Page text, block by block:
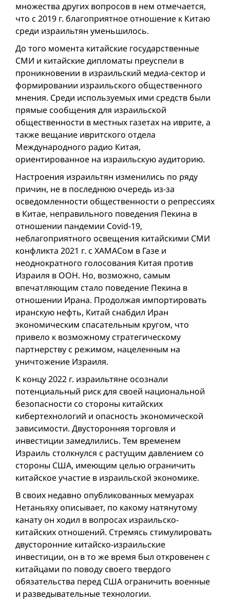
множества других вопросов в нем отмечается,
что с 2019 г. благоприятное отношение к Китаю
среди израильтян уменьшилось.
До того момента китайские государственные
СМИ и китайские дипломаты преуспели в
проникновении в израильский медиа-сектор и
формировании израильского общественного
мнения. Среди используемых ими средств были
прямые сообщения для израильской
общественности в местных газетах на иврите, а
также вещание ивритского отдела
Международного радио Китая,
ориентированноe на израильскую аудиторию.
Настроения израильтян изменились по ряду
причин, не в последнюю очередь из-за
осведомленности общественности о репрессиях
в Китае, неправильного поведения Пекина в
отношении пандемии Covid-19,
неблагоприятного освещения китайскими СМИ
конфликта 2021 г. с ХАМАСом в Газе и
неоднократного голосования Китая против
Израиля в ООН. Но, возможно, самым
впечатляющим стало поведение Пекина в
отношении Ирана. Продолжая импортировать
иранскую нефть, Китай снабдил Иран
экономическим спасательным кругом, что
привело к возможному стратегическому
партнерству с режимом, нацеленным на
уничтожение Израиля.
К концу 2022 г. израильтяне осознали
потенциальный риск для своей национальной
безопасности со стороны китайских
кибертехнологий и опасность экономической
зависимости. Двусторонняя торговля и
инвестиции замедлились. Тем временем
Израиль столкнулся с растущим давлением со
стороны США, имеющим целью ограничить
китайское участие в израильской экономике.
В своих недавно опубликованных мемуарах
Нетаньяху описывает, по какому натянутому
канату он ходил в вопросах израильско-
китайских отношений. Стремясь стимулировать
двусторонние китайско-израильские
инвестиции, он в то же время был откровенен с
китайцами по поводу своего твердого
обязательства перед США ограничить военные
и разведывательные технологии.